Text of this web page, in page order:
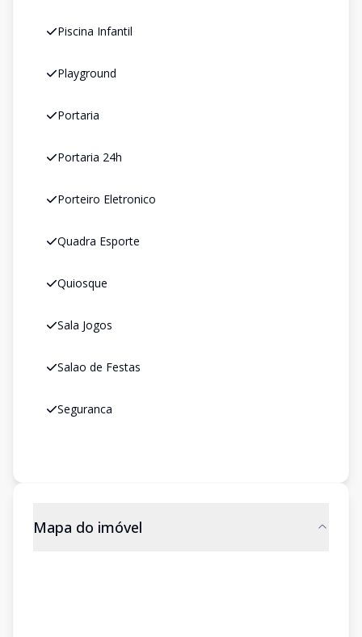
Piscina Infantil
Playground
Portaria
Portaria 24h
Porteiro Eletronico
Quadra Esporte
Quiosque
Sala Jogos
Salao de Festas
Seguranca
Mapa do imóvel